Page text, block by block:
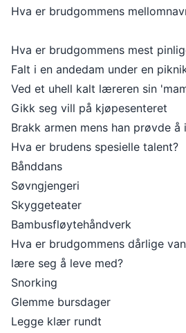
Hva er brudgommens
Hva er brudgommens mest
Falt i en andedam under en
Ved et uhell kalt læreren sin
Gikk seg vill på kjøpesenteret
Brakk armen mens han prøvde å
Hva er brudens spesielle talent?
Bånddans
Søvngjengeri
Skyggeteater
Bambusfløytehåndverk
Hva er brudgommens dårlige
lære seg å leve med?
Snorking
Glemme bursdager
Legge klær rundt